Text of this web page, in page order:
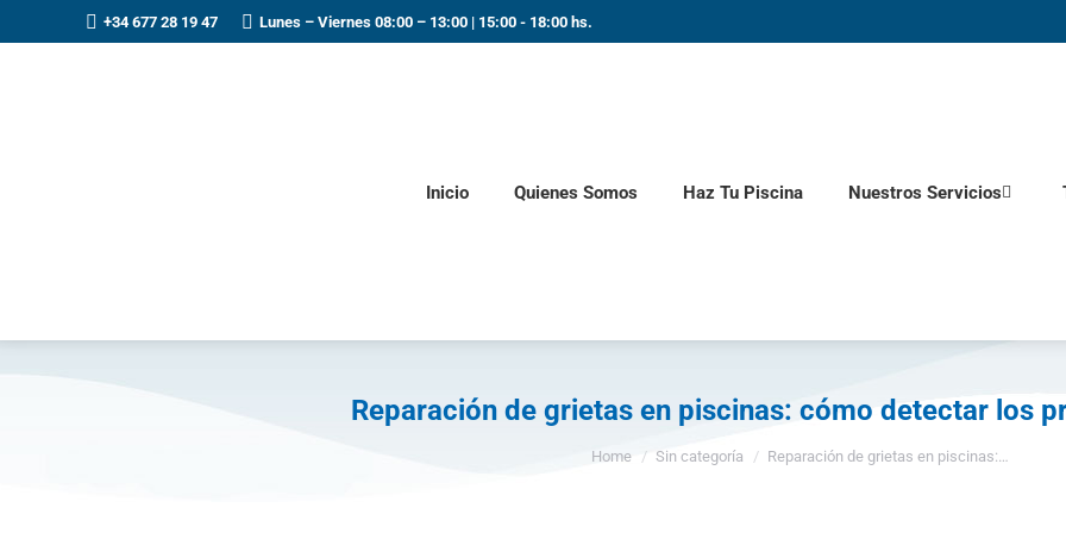
+34 677 28 19 47 Lunes – Viernes 08:00 – 13:00 | 15:00 - 18:00 hs.
Inicio Quienes Somos Haz Tu Piscina Nuestros Servicios
Reparación de grietas en piscinas: cómo detectar los
Home Sin categoría Reparación de grietas en piscinas:…